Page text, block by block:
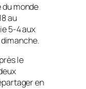
du monde
au
5-4 aux
le
en